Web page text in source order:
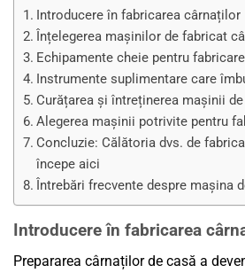
Introducere în fabricarea cârnaților
Înțelegerea mașinilor de fabricat
Echipamente cheie pentru
Instrumente suplimentare care
Curățarea și întreținerea mașinii
Alegerea mașinii potrivite pentru
Concluzie: Călătoria dvs. de
începe aici
Întrebări frecvente despre mașina
Introducere în fabricarea
Prepararea cârnaților de casă a